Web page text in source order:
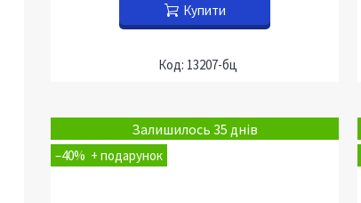
Купити
13207-бц
Залишилось 35 днів
–40%